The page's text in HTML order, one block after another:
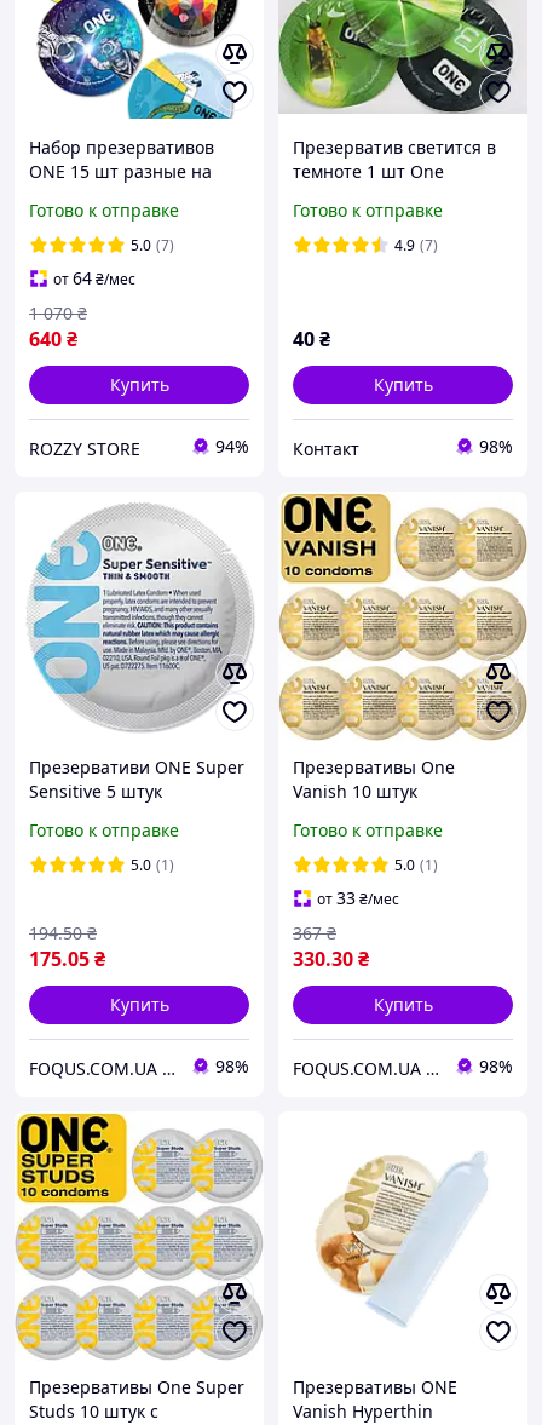
Набор презервативов
ONE 15 шт разные на
ребристые ультратонкие
классические тату
светящиеся
Готово к отправке
5.0 (7)
от64₴/мес
640₴
1 070 ₴
Купить
ROZZY STORE 94%
Презерватив светится в
темноте 1 шт One
Готово к отправке
4.9 (7)
40₴
Купить
Контакт 98%
Презервативи ONE Super
Sensitive 5 штук
оригінал (упаковка пакет)
Готово к отправке
5.0 (1)
175.05₴
194.50 ₴
Купить
FOQUS.COM.UA ● Интернет магазин Фокус 98%
Презервативы One
Vanish 10 штук
американские оригинал
Готово к отправке
5.0 (1)
от33₴/мес
330.30₴
367 ₴
Купить
FOQUS.COM.UA ● Интернет магазин Фокус 98%
Презервативы One Super
Studs 10 штук c
Презервативы ONE
Vanish Hyperthin